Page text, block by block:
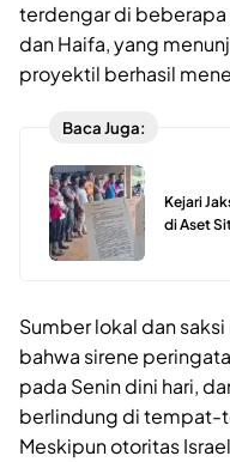
terdengar di beberapa
dan Haifa, yang
proyektil berhasil
Baca Juga:
Kejari
di Aset
Sumber lokal dan
bahwa sirene
pada Senin dini hari,
berlindung di tempat-
Meskipun otoritas